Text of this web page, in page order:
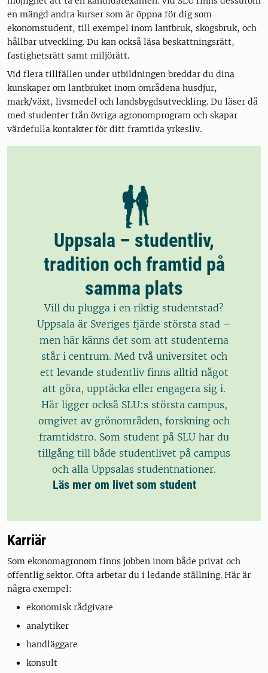
en mängd andra kurser som är öppna för dig som
ekonomstudent, till exempel inom lantbruk, skogsbruk, och
hållbar utveckling. Du kan också läsa beskattningsrätt,
fastighetsrätt samt miljörätt.
Vid flera tillfällen under utbildningen breddar du dina
kunskaper om lantbruket inom områdena husdjur,
mark/växt, livsmedel och landsbygdsutveckling. Du läser då
med studenter från övriga agronomprogram och skapar
värdefulla kontakter för ditt framtida yrkesliv.
Uppsala – studentliv,
tradition och framtid på
samma plats
Vill du plugga i en riktig studentstad?
Uppsala är Sveriges fjärde största stad –
men här känns det som att studenterna
står i centrum. Med två universitet och
ett levande studentliv finns alltid något
att göra, upptäcka eller engagera sig i.
Här ligger också SLU:s största campus,
omgivet av grönområden, forskning och
framtidstro. Som student på SLU har du
tillgång till både studentlivet på campus
och alla Uppsalas studentnationer.
Läs mer om livet som student
Karriär
Som ekonomagronom finns jobben inom både privat och
offentlig sektor. Ofta arbetar du i ledande ställning. Här är
några exempel:
ekonomisk rådgivare
analytiker
handläggare
konsult